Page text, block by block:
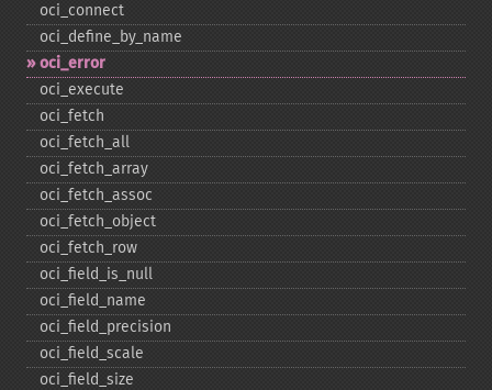
oci_​connect
oci_​define_​by_​name
oci_​error
oci_​execute
oci_​fetch
oci_​fetch_​all
oci_​fetch_​array
oci_​fetch_​assoc
oci_​fetch_​object
oci_​fetch_​row
oci_​field_​is_​null
oci_​field_​name
oci_​field_​precision
oci_​field_​scale
oci_​field_​size